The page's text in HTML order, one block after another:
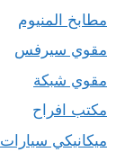
مطابخ المنيوم
مقوي سيرفس
مقوي شبكة
مكتب افراح
ميكانيكي سيارات